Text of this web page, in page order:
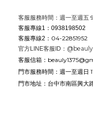
客服服務時間：週一至週五
客服專線1：0938198502
客服專線2： 04-22851952
官方LINE客服ID： @beauly
客服信箱：
門市服務時間： 週一至週日
門市地址： 台中市南區興大